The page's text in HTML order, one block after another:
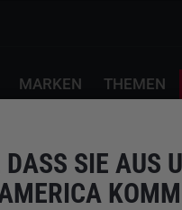
MARKEN THEMEN
SIE AUS